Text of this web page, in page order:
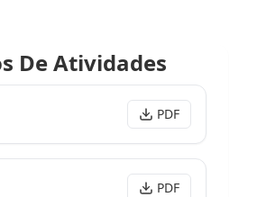
De Atividades
PDF
PDF